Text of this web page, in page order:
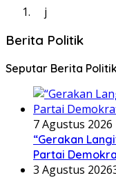
j
Berita Politik
Seputar Berita Politik
7 Agustus 2026
“Gerakan
Partai
3 Agustus 2026